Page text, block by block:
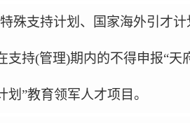
殊支持计划、国家海外引才计
支持(管理)期内的不得申报“天
划 ”教育领军人才项目。